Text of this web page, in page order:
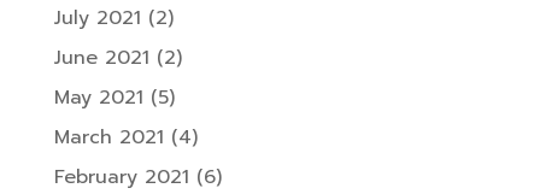
July 2021 (2)
June 2021 (2)
May 2021 (5)
March 2021 (4)
February 2021 (6)